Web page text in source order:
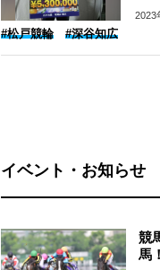
ン
2023
#松戸競輪 #深谷知広
イベント・お知らせ
競
馬！